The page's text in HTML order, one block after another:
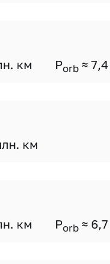
км Porb ≈ 7,4
км
км Porb ≈ 6,7